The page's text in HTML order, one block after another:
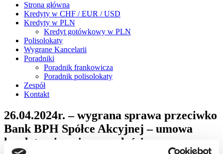
Strona główna
Kredyty w CHF / EUR / USD
Kredyty w PLN
Kredyt gotówkowy w PLN
Polisolokaty
Wygrane Kancelarii
Poradniki
Poradnik frankowicza
Poradnik polisolokaty
Zespół
Kontakt
26.04.2024r. – wygrana sprawa przeciwko
Bank BPH Spółce Akcyjnej – umowa
kredytu nieważna w całości